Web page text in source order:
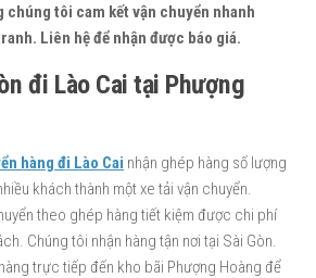
chúng tôi cam kết vận chuyển nhanh
Liên hệ để nhận được báo giá.
đi Lào Cai tại Phượng
hàng đi Lào Cai nhận ghép hàng số lượng
khách thành một xe tải vận chuyển.
theo ghép hàng tiết kiệm được chi phí
Chúng tôi nhận hàng tận nơi tại Sài Gòn.
trực tiếp đến kho bãi Phượng Hoàng để